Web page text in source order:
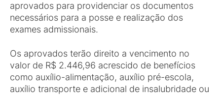
aprovados para providenciar os documentos
necessários para a posse e realização dos
exames admissionais.
Os aprovados terão direito a vencimento no
valor de R$ 2.446,96 acrescido de benefícios
como auxílio-alimentação, auxílio pré-escola,
auxílio transporte e adicional de insalubridade ou